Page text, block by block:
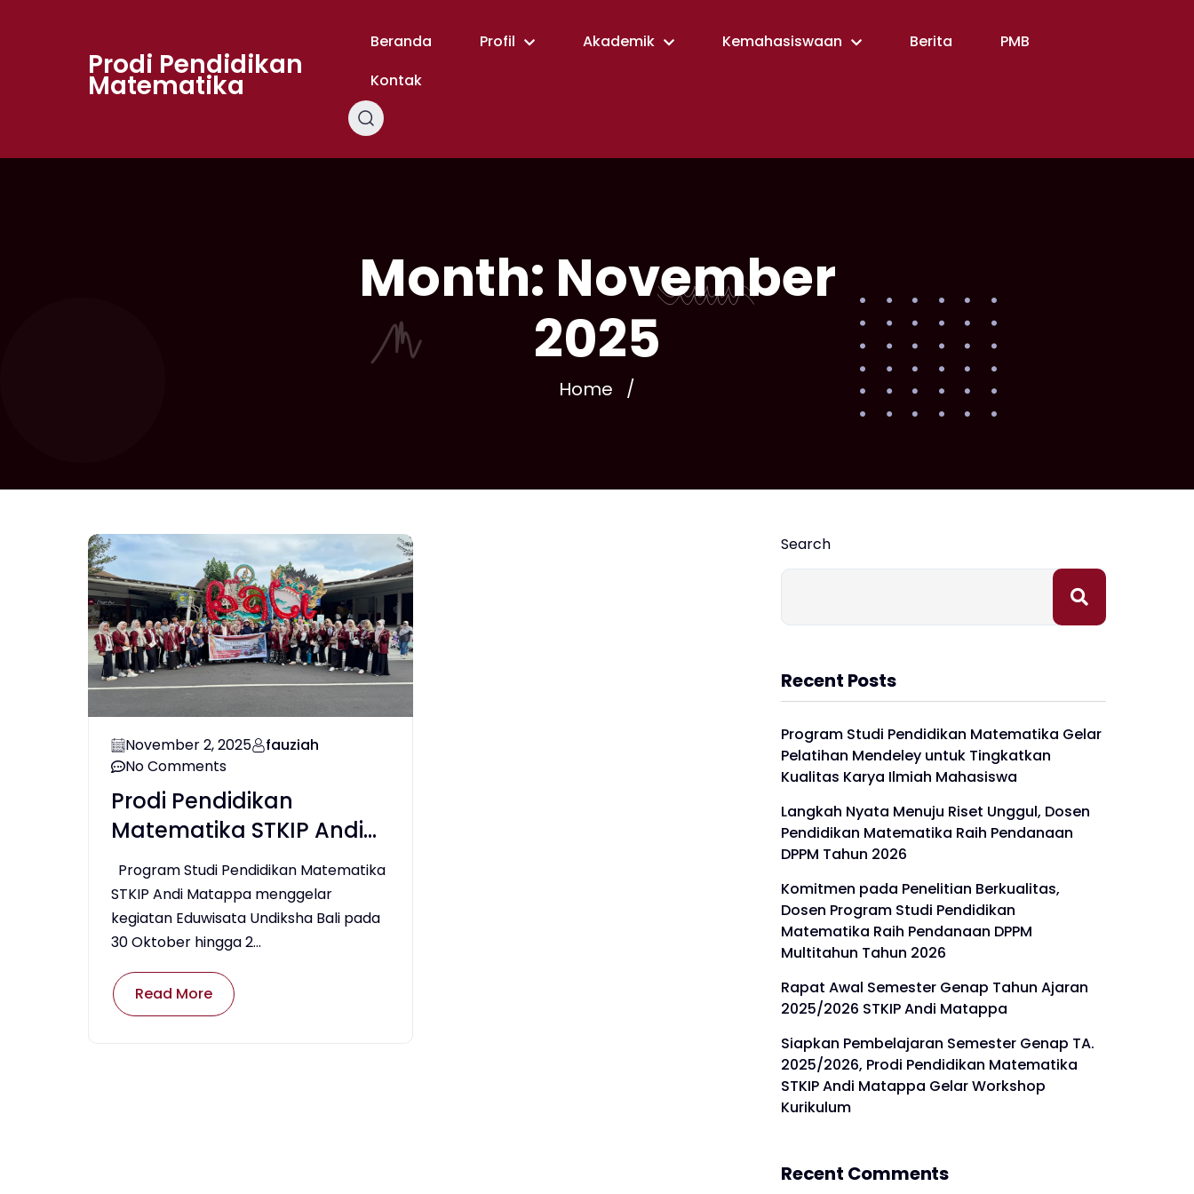
Prodi Pendidikan
Matematika
Beranda Profil Akademik Kemahasiswaan Berita
PMB
Kontak
Month: November
2025
Home
November 2, 2025
fauziah
No Comments
Prodi Pendidikan
Matematika STKIP Andi
Matappa Gelar Kegiatan
Eduwisata Undiksha Bali
Program Studi Pendidikan Matematika
STKIP Andi Matappa menggelar
kegiatan Eduwisata Undiksha Bali pada
30 Oktober hingga 2...
Read More
Search
Recent Posts
Program Studi Pendidikan Matematika Gelar
Pelatihan Mendeley untuk Tingkatkan
Kualitas Karya Ilmiah Mahasiswa
Langkah Nyata Menuju Riset Unggul, Dosen
Pendidikan Matematika Raih Pendanaan
DPPM Tahun 2026
Komitmen pada Penelitian Berkualitas,
Dosen Program Studi Pendidikan
Matematika Raih Pendanaan DPPM
Multitahun Tahun 2026
Rapat Awal Semester Genap Tahun Ajaran
2025/2026 STKIP Andi Matappa
Siapkan Pembelajaran Semester Genap TA.
2025/2026, Prodi Pendidikan Matematika
STKIP Andi Matappa Gelar Workshop
Kurikulum
Recent Comments